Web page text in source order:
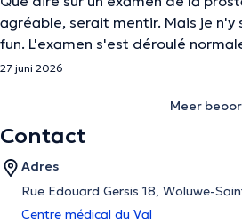
agréable, serait mentir. Mais je n'y
fun. L'examen s'est déroulé
27 juni 2026
Meer
Contact
Adres
Rue Edouard Gersis 18, Woluwe-
Centre médical du Val